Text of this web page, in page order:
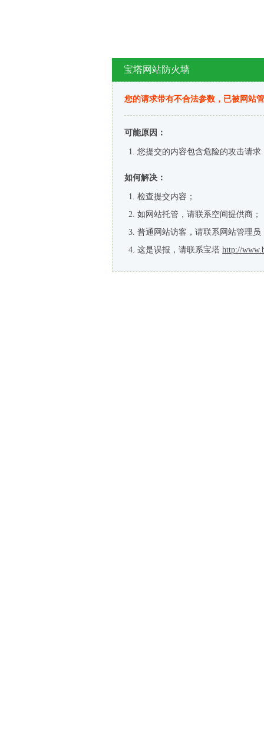
宝塔网站防火墙
您的请求带有不合法参数，已被网站
可能原因：
您提交的内容包含危险的攻击请求
如何解决：
检查提交内容；
如网站托管，请联系空间提供商；
普通网站访客，请联系网站管理员
这是误报，请联系宝塔 http://